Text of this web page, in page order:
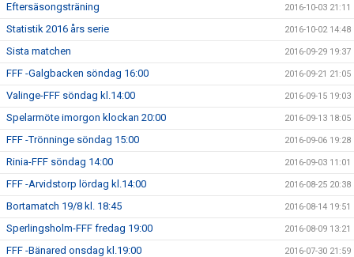
Eftersäsongsträning 2016-10-03 21:11
Statistik 2016 års serie 2016-10-02 14:48
Sista matchen 2016-09-29 19:37
FFF -Galgbacken söndag 16:00 2016-09-21 21:05
Valinge-FFF söndag kl.14:00 2016-09-15 19:03
Spelarmöte imorgon klockan 20:00 2016-09-13 18:05
FFF -Trönninge söndag 15:00 2016-09-06 19:28
Rinia-FFF söndag 14:00 2016-09-03 11:01
FFF -Arvidstorp lördag kl.14:00 2016-08-25 20:38
Bortamatch 19/8 kl. 18:45 2016-08-14 19:51
Sperlingsholm-FFF fredag 19:00 2016-08-09 13:21
FFF -Bänared onsdag kl.19:00 2016-07-30 21:59